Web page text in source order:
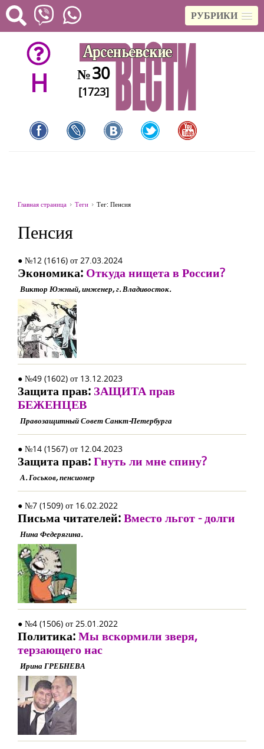
РУБРИКИ
H №30
[1723]
Главная страница Теги Тег: Пенсия
Пенсия
● №12 (1616) от 27.03.2024
Экономика: Откуда нищета в России?
Виктор Южный, инженер, г. Владивосток.
● №49 (1602) от 13.12.2023
Защита прав: ЗАЩИТА прав
БЕЖЕНЦЕВ
Правозащитный Совет Санкт-Петербурга
● №14 (1567) от 12.04.2023
Защита прав:Гнуть ли мне спину?
А. Госьков, пенсионер
● №7 (1509) от 16.02.2022
Письма читателей:Вместо льгот - долги
Нина Федерягина.
● №4 (1506) от 25.01.2022
Политика:Мы вскормили зверя,
терзающего нас
Ирина ГРЕБНЕВА